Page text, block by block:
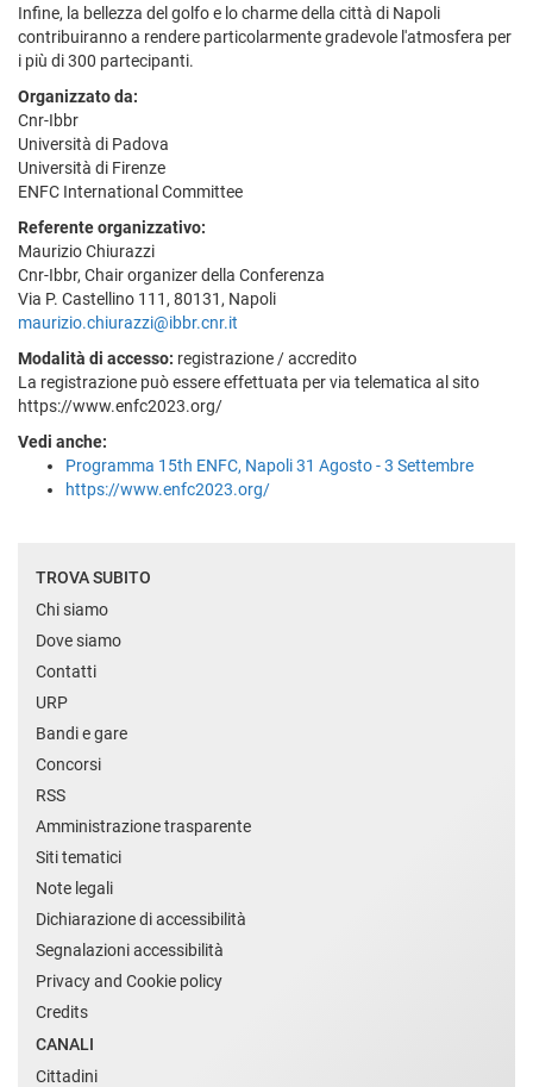
Infine, la bellezza del golfo e lo charme della città di Napoli
contribuiranno a rendere particolarmente gradevole l'atmosfera per
i più di 300 partecipanti.
Organizzato da:
Cnr-Ibbr
Università di Padova
Università di Firenze
ENFC International Committee
Referente organizzativo:
Maurizio Chiurazzi
Cnr-Ibbr, Chair organizer della Conferenza
Via P. Castellino 111, 80131, Napoli
maurizio.chiurazzi@ibbr.cnr.it
Modalità di accesso: registrazione / accredito
La registrazione può essere effettuata per via telematica al sito
https://www.enfc2023.org/
Vedi anche:
Programma 15th ENFC, Napoli 31 Agosto - 3 Settembre
https://www.enfc2023.org/
TROVA SUBITO
Chi siamo
Dove siamo
Contatti
URP
Bandi e gare
Concorsi
RSS
Amministrazione trasparente
Siti tematici
Note legali
Dichiarazione di accessibilità
Segnalazioni accessibilità
Privacy and Cookie policy
Credits
CANALI
Cittadini